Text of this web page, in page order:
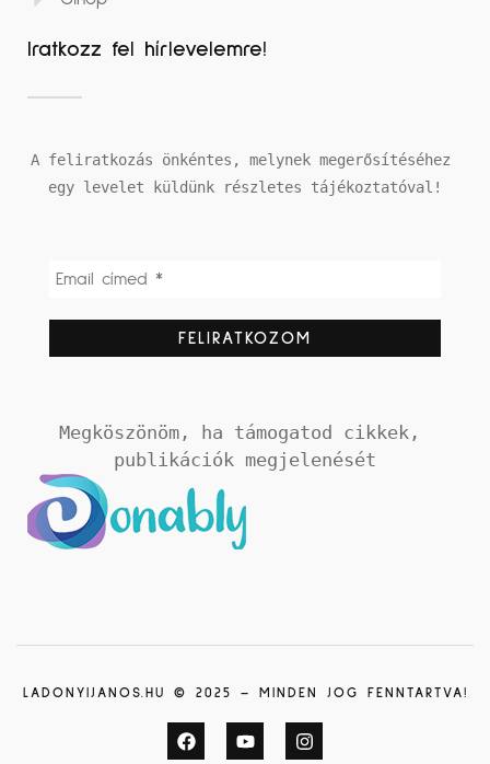
Iratkozz fel hírlevelemre!
A feliratkozás önkéntes, melynek megerősítéséhez
egy levelet küldünk részletes tájékoztatóval!
Megköszönöm, ha támogatod cikkek,
publikációk megjelenését
LADONYIJANOS.HU © 2025 – MINDEN JOG FENNTARTVA!